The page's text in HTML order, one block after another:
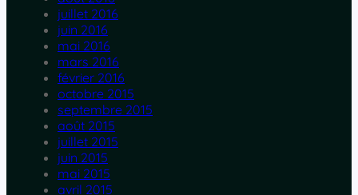
juillet 2016
juin 2016
mai 2016
mars 2016
février 2016
octobre 2015
septembre 2015
août 2015
juillet 2015
juin 2015
mai 2015
avril 2015